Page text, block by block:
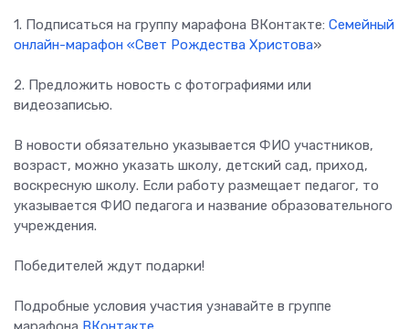
1. Подписаться на группу марафона ВКонтакте: Семейный
онлайн-марафон «Свет Рождества Христова»
2. Предложить новость с фотографиями или
видеозаписью.
В новости обязательно указывается ФИО участников,
возраст, можно указать школу, детский сад, приход,
воскресную школу. Если работу размещает педагог, то
указывается ФИО педагога и название образовательного
учреждения.
Победителей ждут подарки!
Подробные условия участия узнавайте в группе